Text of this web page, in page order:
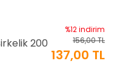
200
%12 indirim
156,00 TL
137,00 TL